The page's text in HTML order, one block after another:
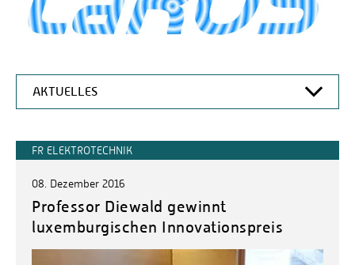
AKTUELLES
ABOUT US
AUSSTATTUNG
TEAM
FORSCHUNG
FR ELEKTROTECHNIK
08. Dezember 2016
Professor Diewald gewinnt
luxemburgischen Innovationspreis